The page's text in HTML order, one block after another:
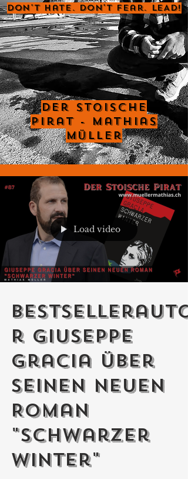
Don't Hate. Don't Fear. LEAD!
Der Stoische
Pirat - Mathias
Müller
Load video
Bestsellerauto
r Giuseppe
Gracia über
seinen neuen
Roman
"Schwarzer
Winter"